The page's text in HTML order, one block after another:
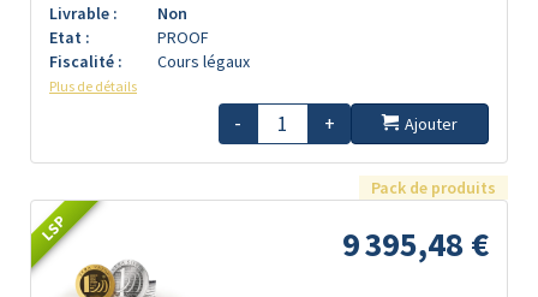
Livrable :
Non
Etat :
PROOF
Fiscalité :
Cours légaux
Plus de détails
- + Ajouter
Pack de produits
LSP 9 395,48 €